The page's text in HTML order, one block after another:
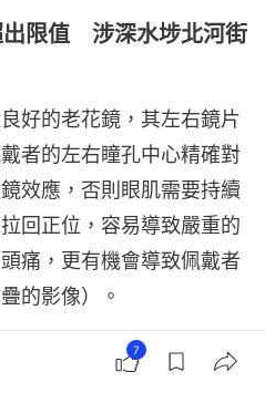
出限值 涉深水埗北河街
好的老花鏡，其左右鏡片
者的左右瞳孔中心精確對
效應，否則眼肌需要持續
回正位，容易導致嚴重的
痛，更有機會導致佩戴者
的影像）。
水平稜鏡度和左右兩鏡垂
7